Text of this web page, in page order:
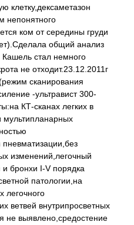
клетку,дексаметазон
непонятного
ком от середины груди
общий анализ
стал немного
не отходит.23.12.2011г
сканирования
-ультравист 300-
КТ-сканах легких в
мультипланарных
изменений,легочный
и бронхи I-V порядка
патологии,на
легочного
ветвей внутрипросветных
не выявлено,средостение